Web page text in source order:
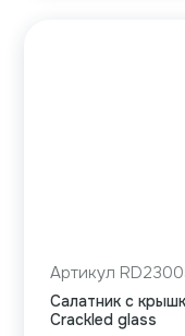
Артикул
Салатник с
Crackled glass